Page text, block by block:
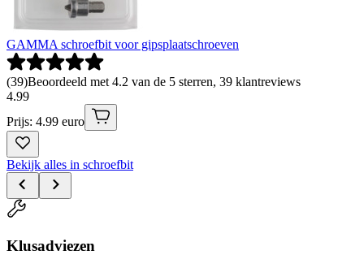
GAMMA schroefbit voor gipsplaatschroeven
(39)Beoordeeld met 4.2 van de 5 sterren, 39 klantreviews
4.99
Prijs: 4.99 euro
Bekijk alles in schroefbit
Klusadviezen